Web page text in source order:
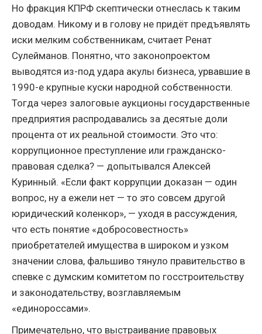
Но фракция КПРФ скептически отнеслась к таким
доводам. Никому и в голову не придёт предъявлять
иски мелким собственникам, считает Ренат
Сулейманов. Понятно, что законопроектом
выводятся из-под удара акулы бизнеса, урвавшие в
1990-е крупные куски народной собственности.
Тогда через залоговые аукционы государственные
предприятия распродавались за десятые доли
процента от их реальной стоимости. Это что:
коррупционное преступление или гражданско-
правовая сделка? — допытывался Алексей
Куринный. «Если факт коррупции доказан — один
вопрос, ну а ежели нет — то это совсем другой
юридический коленкор», — уходя в рассуждения,
что есть понятие «добросовестность»
приобретателей имущества в широком и узком
значении слова, фальшиво тянуло правительство в
спевке с думским комитетом по госстроительству
и законодательству, возглавляемым
«единороссами».
Примечательно, что выстраивание правовых